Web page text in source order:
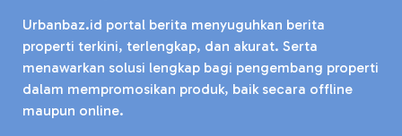
Urbanbaz.id portal berita menyuguhkan berita
properti terkini, terlengkap, dan akurat. Serta
menawarkan solusi lengkap bagi pengembang properti
dalam mempromosikan produk, baik secara offline
maupun online.